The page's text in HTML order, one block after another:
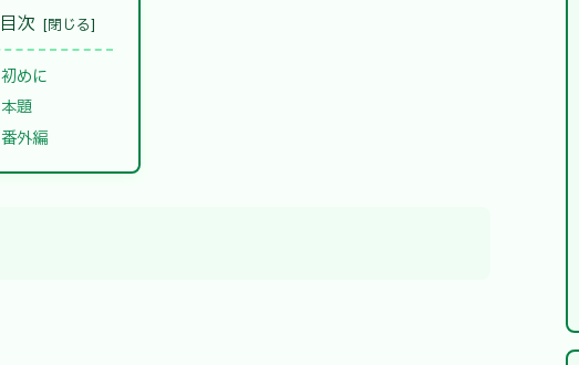
目次
初めに
本題
番外編